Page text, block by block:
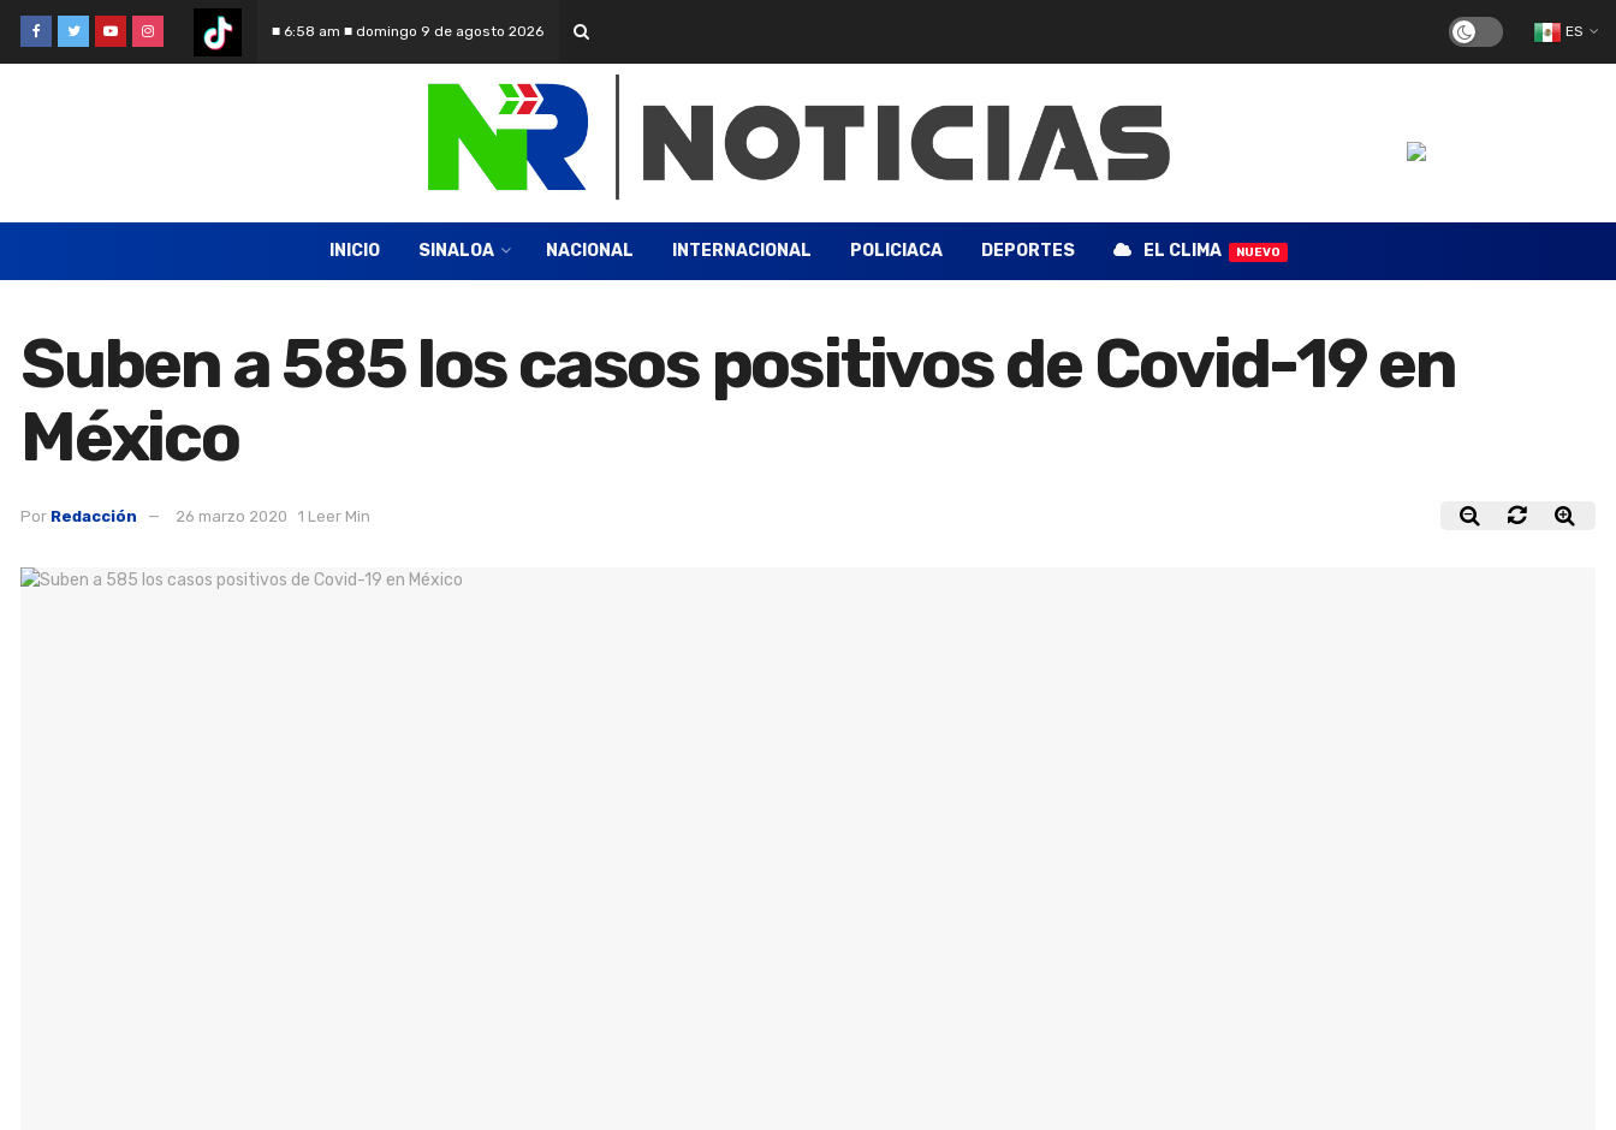
■ 6:58 am ■ domingo 9 de agosto 2026 ES
INICIO SINALOA NACIONAL INTERNACIONAL POLICIACA DEPORTES EL CLIMA NUEVO
Suben a 585 los casos positivos de Covid-19 en
México
Por Redacción 26 marzo 2020 1 Leer Min